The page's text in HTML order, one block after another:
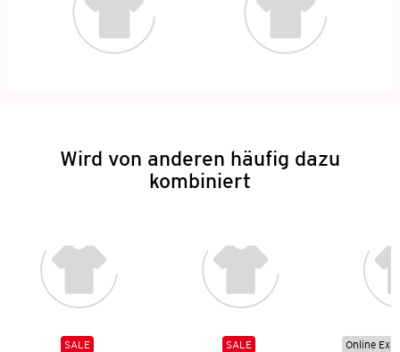
Wird von anderen häufig dazu
kombiniert
SALE
SALE
Online